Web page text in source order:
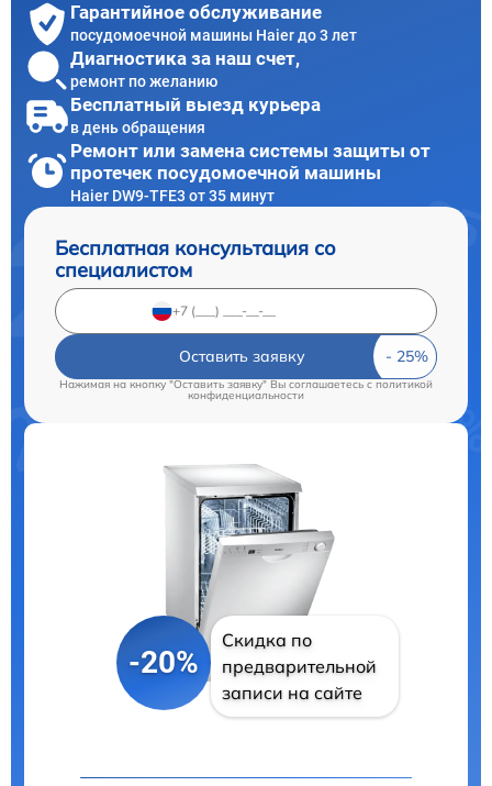
Гарантийное обслуживание
посудомоечной машины Haier до 3 лет
Диагностика за наш счет,
ремонт по желанию
Бесплатный выезд курьера
в день обращения
Ремонт или замена системы защиты от
протечек посудомоечной машины
Haier DW9-TFE3 от 35 минут
Бесплатная консультация со
специалистом
Оставить заявку
Нажимая на кнопку "Оставить заявку" Вы соглашаетесь cполитикой
конфиденциальности
-20%
Скидка по
предварительной
записи на сайте